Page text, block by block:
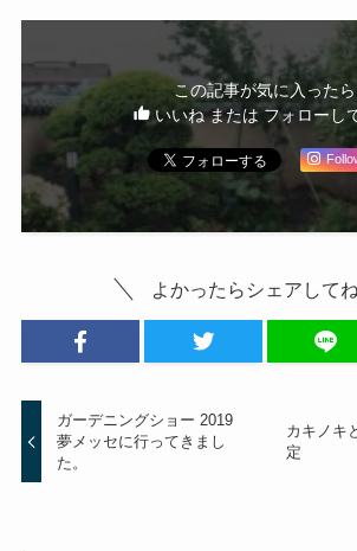
この記事が気に入ったら
いいね または フォローし
よかったらシェアしてね
ガーデニングショー 2019
夢メッセに行ってきまし
た。
カキノキ
定